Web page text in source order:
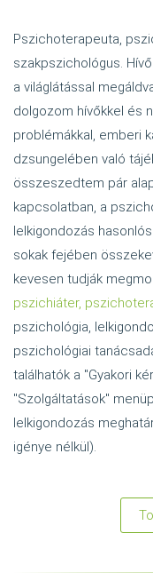
Pszichoterapeuta,
szakpszichológus.
a világlátással
dolgozom hívőkkel és
problémákkal, emberi
dzsungelében való
összeszedtem pár
kapcsolatban, a
lelkigondozás
sokak fejében
kevesen tudják
pszichiáter,
pszichológia,
pszichológiai
találhatók a "Gyakori
"Szolgáltatások"
lelkigondozás
igénye nélkül).